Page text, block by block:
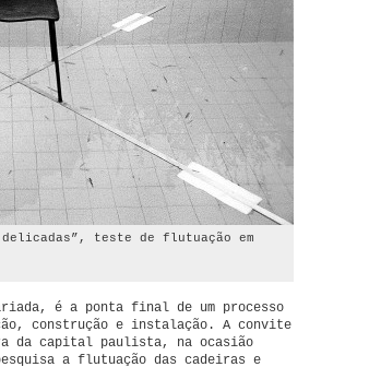
teste de flutuação em
é a ponta final de um processo
construção e instalação. A convite
da capital paulista, na ocasião
a flutuação das cadeiras e